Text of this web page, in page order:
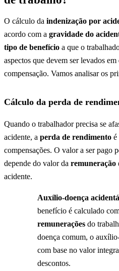
O cálculo da indenização por
acordo com a gravidade do
tipo de benefício a que o
aspectos que devem ser levados
compensação. Vamos analisar os
Cálculo da perda de
Quando o trabalhador precisa se
acidente, a perda de rendimento é
compensações. O valor a ser pago
depende do valor da remuneração
acidente.
Auxílio-doença
benefício é calculado
remunerações do
doença comum, o
com base no valor
descontos.